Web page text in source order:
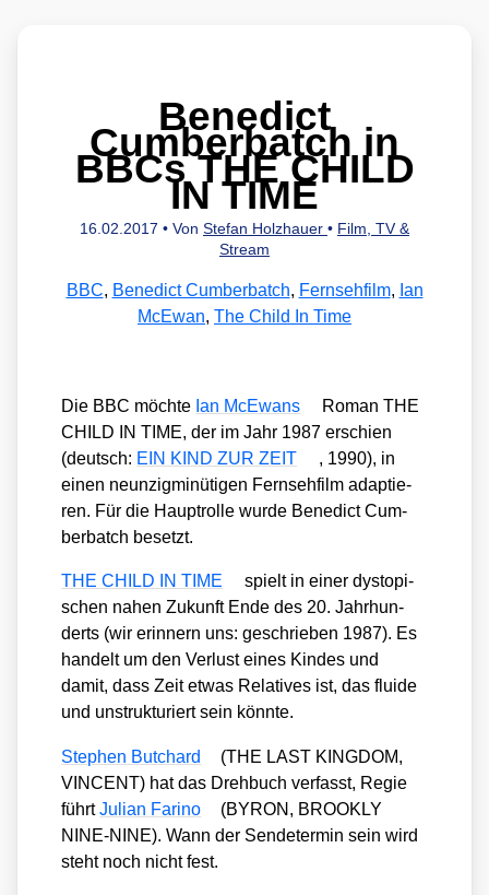
Benedict
Cumberbatch in
BBCs THE CHILD
IN TIME
16.02.2017 • Von Stefan Holzhauer • Film, TV &
Stream
BBC, Benedict Cumberbatch, Fernsehfilm, Ian
McEwan, The Child In Time
Die BBC möch­te Ian McE­wans
Roman THE
CHILD IN TIME, der im Jahr 1987 erschien
(deutsch: EIN KIND ZUR ZEIT
, 1990), in
einen neun­zig­mi­nü­ti­gen Fern­seh­film adap­tie­
ren. Für die Haupt­rol­le wur­de Bene­dict Cum­
ber­batch besetzt.
THE CHILD IN TIME
spielt in einer dys­to­pi­
schen nahen Zukunft Ende des 20. Jahr­hun­
derts (wir erin­nern uns: geschrie­ben 1987). Es
han­delt um den Ver­lust eines Kin­des und
damit, dass Zeit etwas Rela­ti­ves ist, das flui­de
und unstruk­tu­riert sein könn­te.
Ste­phen But­chard
(THE LAST KINGDOM,
VINCENT) hat das Dreh­buch ver­fasst, Regie
führtJuli­an Fari­no
(BYRON, BROOKLY
NINE-NINE). Wann der Sen­de­ter­min sein wird
steht noch nicht fest.